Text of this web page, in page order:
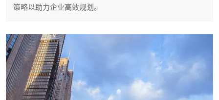
策略以助力企业高效规划。